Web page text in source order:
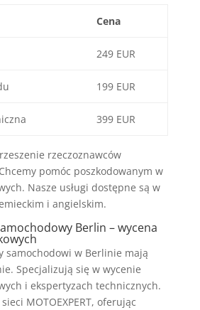
Cena
249 EUR
199 EUR
399 EUR
rzeczoznawców
pomóc poszkodowanym w
Nasze usługi dostępne są w
i angielskim.
Berlin – wycena
samochodowi w Berlinie mają
Specjalizują się w wycenie
i ekspertyzach technicznych.
MOTOEXPERT, oferując